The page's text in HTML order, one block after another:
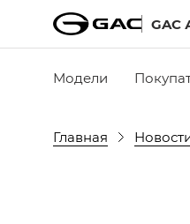
GAC
Модели
Главная